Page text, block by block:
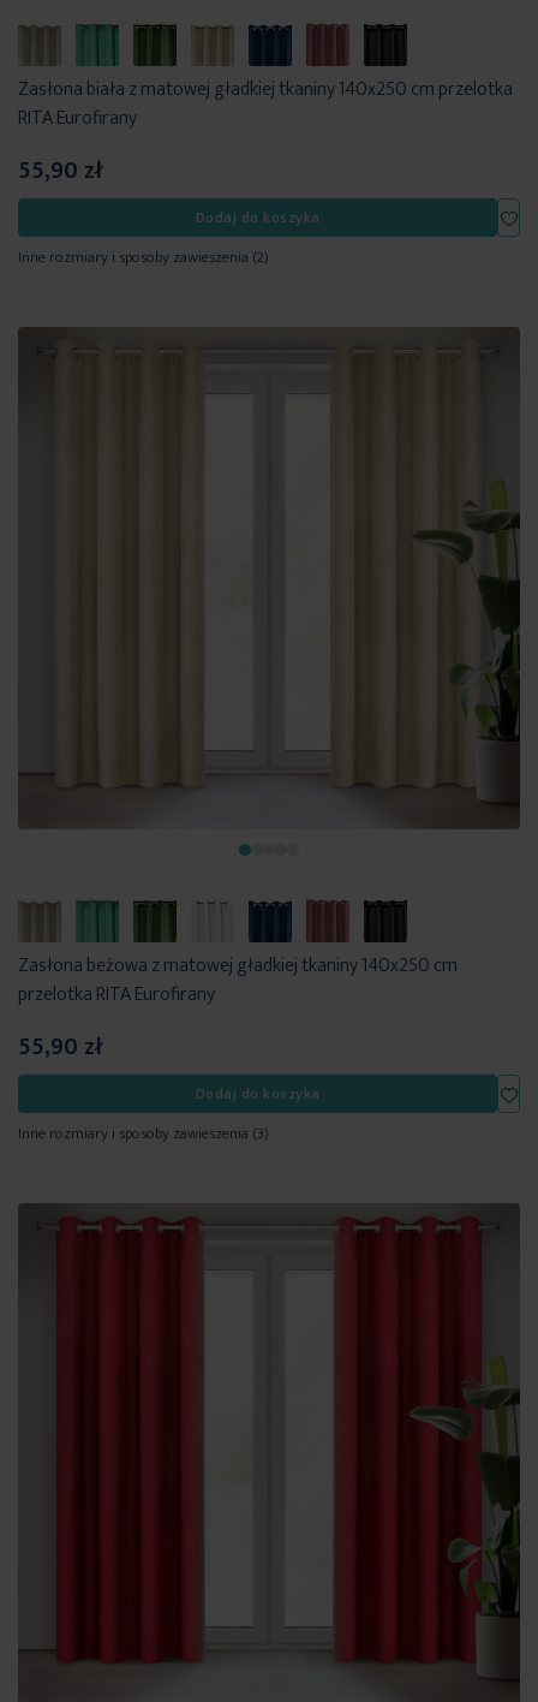
Zasłona biała z matowej gładkiej tkaniny 140x250 cm przelotka
RITA Eurofirany
55,90 zł
Dodaj do koszyka
Inne rozmiary i sposoby zawieszenia (2)
Zasłona beżowa z matowej gładkiej tkaniny 140x250 cm
przelotka RITA Eurofirany
55,90 zł
Dodaj do koszyka
Inne rozmiary i sposoby zawieszenia (3)